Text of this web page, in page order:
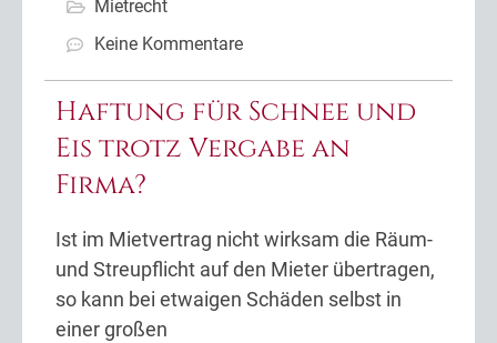
Mietrecht
Keine Kommentare
Haftung für Schnee und
Eis trotz Vergabe an
Firma?
Ist im Mietvertrag nicht wirksam die Räum-
und Streupflicht auf den Mieter übertragen,
so kann bei etwaigen Schäden selbst in
einer großen